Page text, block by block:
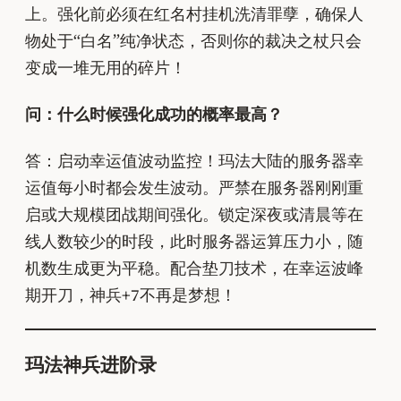
上。强化前必须在红名村挂机洗清罪孽，确保人
物处于“白名”纯净状态，否则你的裁决之杖只会
变成一堆无用的碎片！
问：什么时候强化成功的概率最高？
答：启动幸运值波动监控！玛法大陆的服务器幸
运值每小时都会发生波动。严禁在服务器刚刚重
启或大规模团战期间强化。锁定深夜或清晨等在
线人数较少的时段，此时服务器运算压力小，随
机数生成更为平稳。配合垫刀技术，在幸运波峰
期开刀，神兵+7不再是梦想！
玛法神兵进阶录